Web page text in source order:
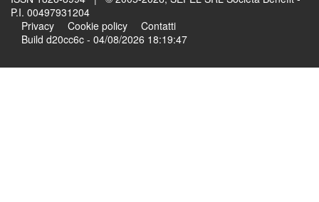
P.I. 00497931204
Privacy
Cookie policy
Contatti
Build d20cc6c - 04/08/2026 18:19:47